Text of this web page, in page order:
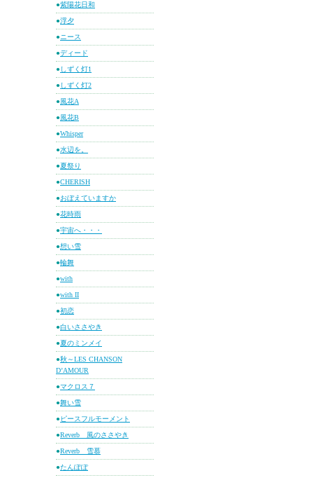
●紫陽花日和
●浮夕
● ニース
●ディード
● しずく灯1
● しずく灯2
●風花A
●風花B
●Whisper
●水辺を。
●夏祭り
●CHERISH
●おぼえていますか
●花時雨
●宇宙へ・・・
●想い雪
●輪舞
●with
●with II
●初恋
●白いささやき
●夏のミンメイ
●秋～LES CHANSON
D’AMOUR
●マクロス７
●舞い雪
●ピースフルモーメント
●Reverb 風のささやき
●Reverb 雪慕
●たんぽぽ